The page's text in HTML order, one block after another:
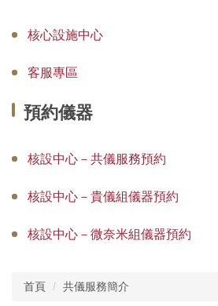
核心設施中心
客服專區
預約儀器
核設中心－共儀服務預約
核設中心－貴儀組儀器預約
核設中心－微奈米組儀器預約
首頁 共儀服務簡介